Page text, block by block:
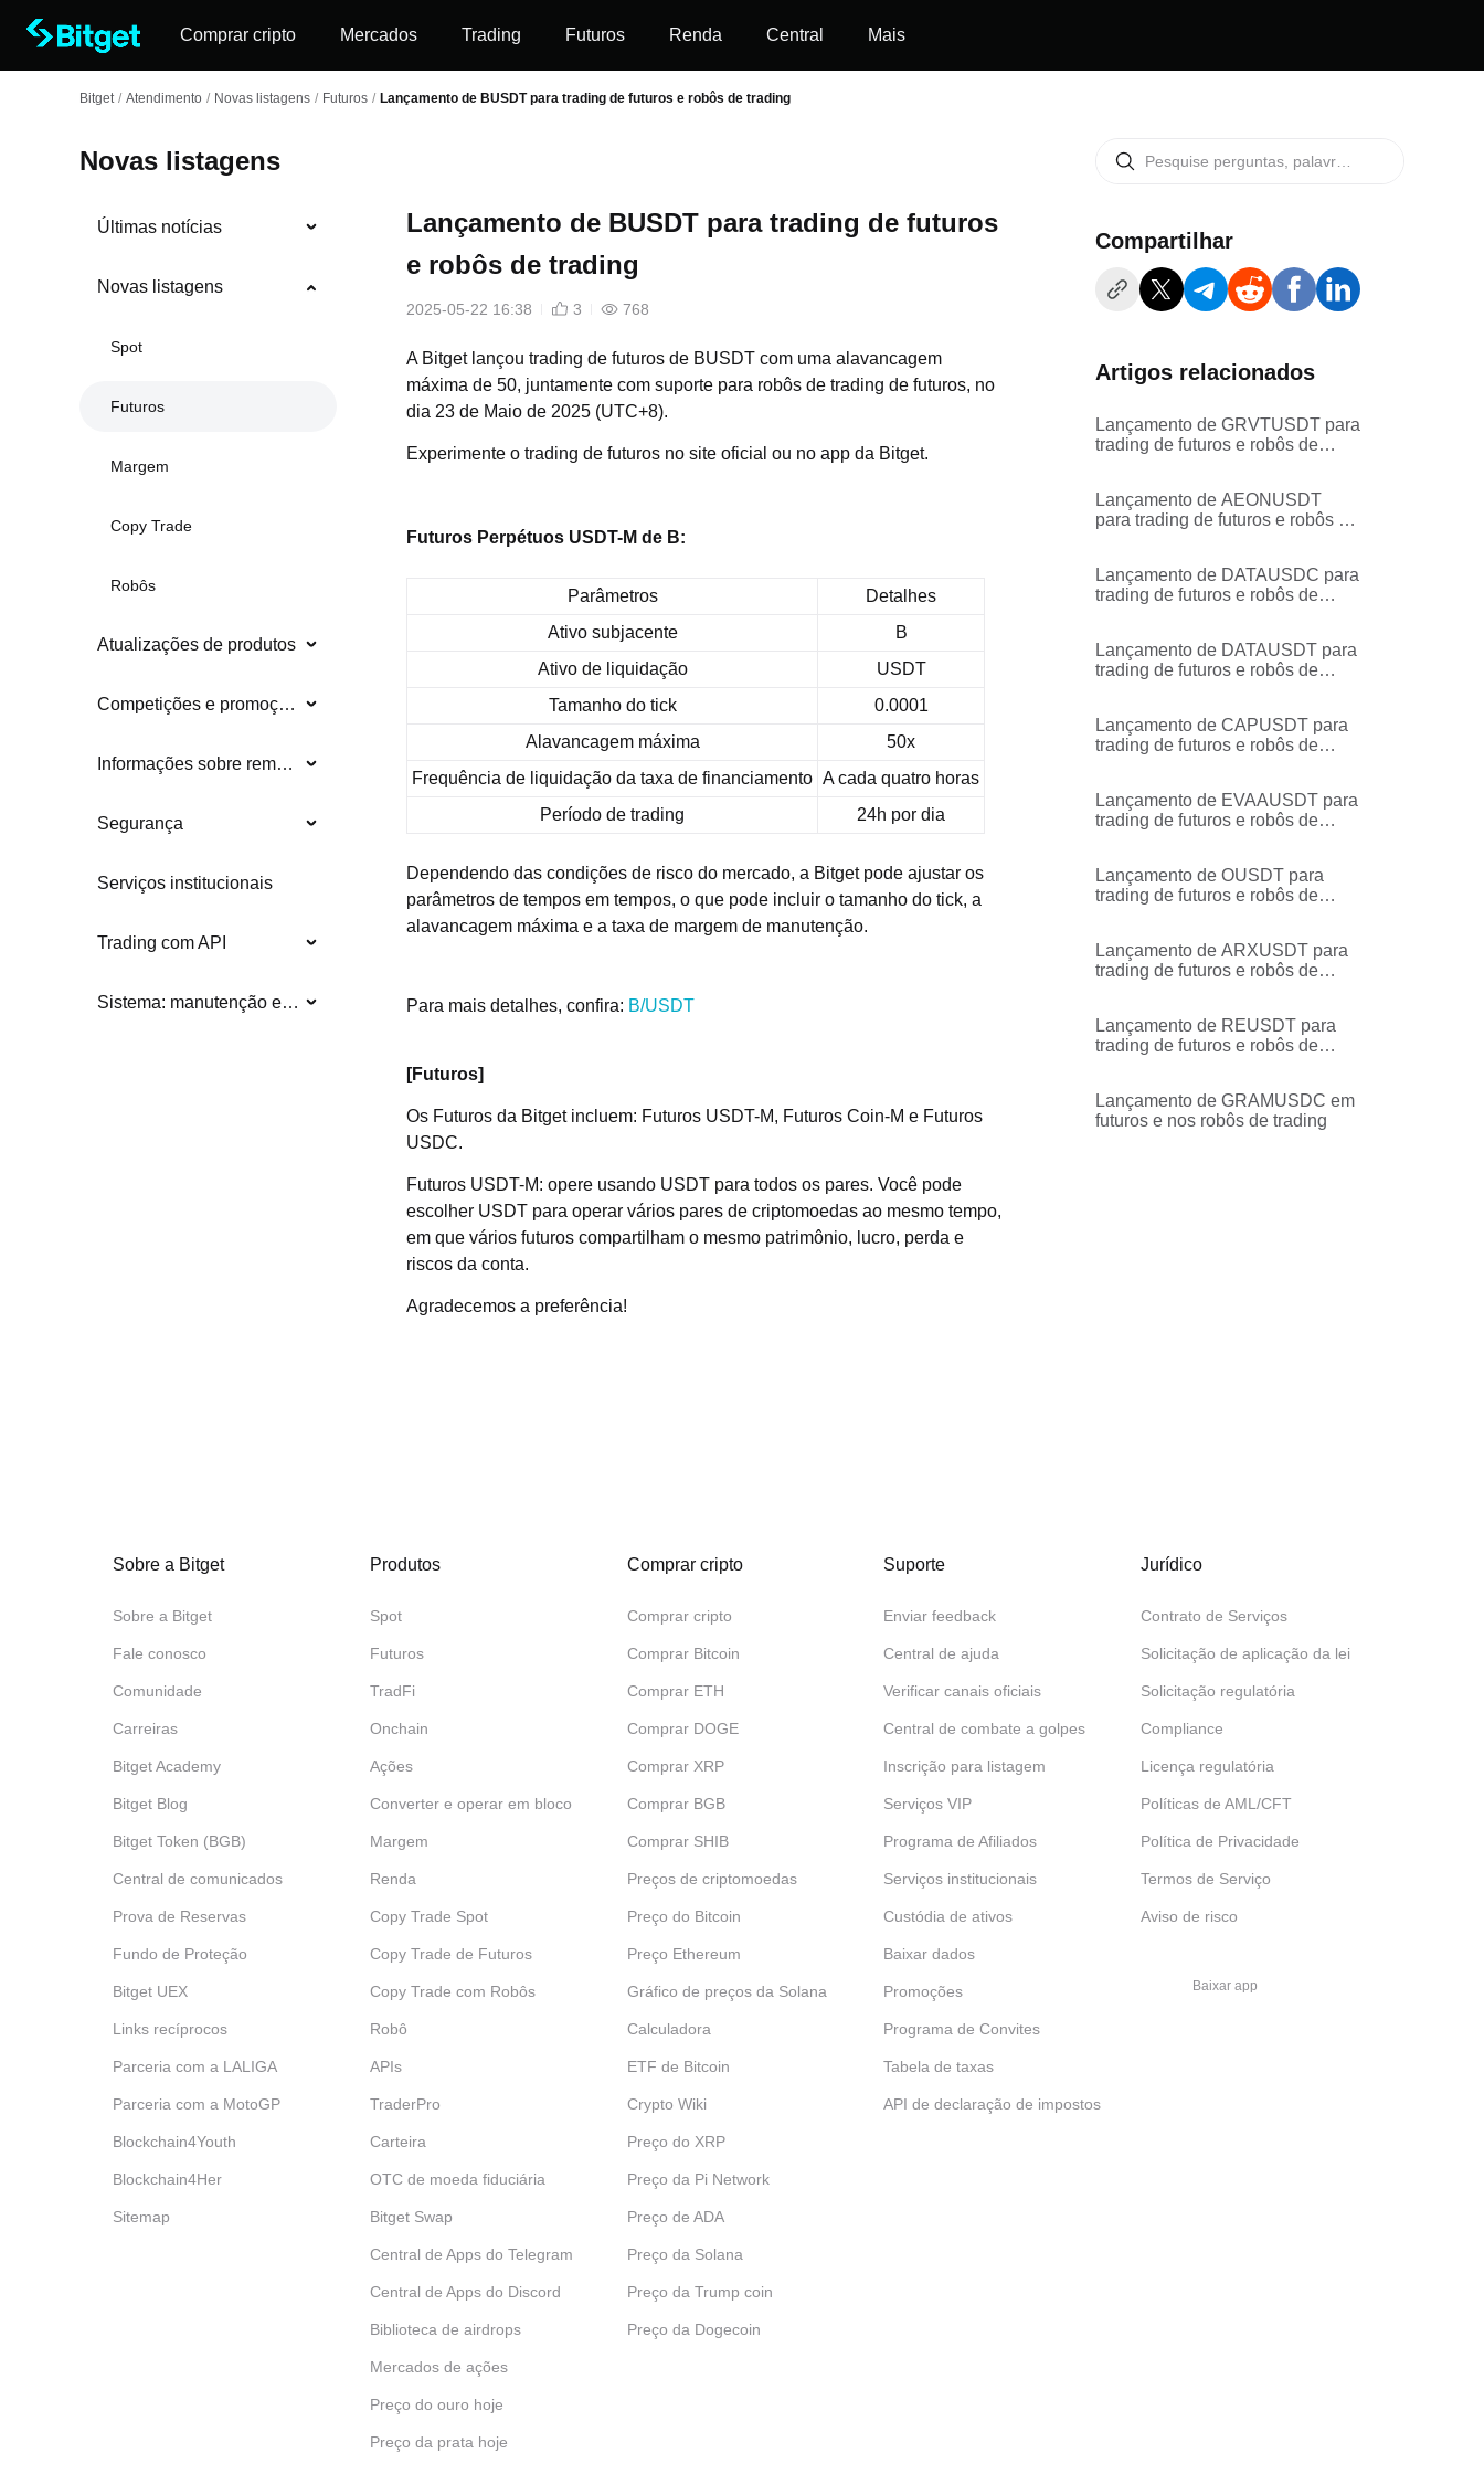
Comprar cripto Mercados Trading Futuros Renda Central Mais
Bitget / Atendimento / Novas listagens / Futuros / Lançamento de BUSDT para trading de futuros e robôs de trading
Novas listagens
Últimas notícias
Novas listagens
Spot
Futuros
Margem
Copy Trade
Robôs
Atualizações de produtos
Competições e promoções
Informações sobre remoções
Segurança
Serviços institucionais
Trading com API
Sistema: manutenção e atualização
Lançamento de BUSDT para trading de futuros
e robôs de trading
2025-05-22 16:38 3 768
A Bitget lançou trading de futuros de BUSDT com uma alavancagem
máxima de 50, juntamente com suporte para robôs de trading de futuros, no
dia 23 de Maio de 2025 (UTC+8).
Experimente o trading de futuros no site oficial ou no app da Bitget.
Futuros Perpétuos USDT-M de B:
Parâmetros
Detalhes
Ativo subjacente
B
Ativo de liquidação
USDT
Tamanho do tick
0.0001
Alavancagem máxima
50x
Frequência de liquidação da taxa de financiamento A cada quatro horas
Período de trading
24h por dia
Dependendo das condições de risco do mercado, a Bitget pode ajustar os
parâmetros de tempos em tempos, o que pode incluir o tamanho do tick, a
alavancagem máxima e a taxa de margem de manutenção.
Para mais detalhes, confira: B/USDT
[Futuros]
Os Futuros da Bitget incluem: Futuros USDT-M, Futuros Coin-M e Futuros
USDC.
Futuros USDT-M: opere usando USDT para todos os pares. Você pode
escolher USDT para operar vários pares de criptomoedas ao mesmo tempo,
em que vários futuros compartilham o mesmo patrimônio, lucro, perda e
riscos da conta.
Agradecemos a preferência!
Compartilhar
Artigos relacionados
Lançamento de GRVTUSDT para
trading de futuros e robôs de
Lançamento de AEONUSDT
para trading de futuros e robôs de
Lançamento de DATAUSDC para
trading de futuros e robôs de
Lançamento de DATAUSDT para
trading de futuros e robôs de
Lançamento de CAPUSDT para
trading de futuros e robôs de
Lançamento de EVAAUSDT para
trading de futuros e robôs de
Lançamento de OUSDT para
trading de futuros e robôs de
Lançamento de ARXUSDT para
trading de futuros e robôs de
Lançamento de REUSDT para
trading de futuros e robôs de
Lançamento de GRAMUSDC em
futuros e nos robôs de trading
Sobre a Bitget
Sobre a Bitget
Fale conosco
Comunidade
Carreiras
Bitget Academy
Bitget Blog
Bitget Token (BGB)
Central de comunicados
Prova de Reservas
Fundo de Proteção
Bitget UEX
Links recíprocos
Parceria com a LALIGA
Parceria com a MotoGP
Blockchain4Youth
Blockchain4Her
Sitemap
Produtos
Spot
Futuros
TradFi
Onchain
Ações
Converter e operar em bloco
Margem
Renda
Copy Trade Spot
Copy Trade de Futuros
‌Copy Trade com Robôs
Robô
APIs
TraderPro
Carteira
OTC de moeda fiduciária
Bitget Swap
Central de Apps do Telegram
Central de Apps do Discord
Biblioteca de airdrops
Mercados de ações
Preço do ouro hoje
Preço da prata hoje
Comprar cripto
Comprar cripto
Comprar Bitcoin
Comprar ETH
Comprar DOGE
Comprar XRP
Comprar BGB
Comprar SHIB
Preços de criptomoedas
Preço do Bitcoin
Preço Ethereum
Gráfico de preços da Solana
Calculadora
ETF de Bitcoin
Crypto Wiki
Preço do XRP
Preço da Pi Network
Preço de ADA
Preço da Solana
Preço da Trump coin
Preço da Dogecoin
Suporte
Enviar feedback
Central de ajuda
Verificar canais oficiais
Central de combate a golpes
Inscrição para listagem
Serviços VIP
Programa de Afiliados
Serviços institucionais
Custódia de ativos
Baixar dados
Promoções
Programa de Convites
Tabela de taxas
API de declaração de impostos
Jurídico
Contrato de Serviços
Solicitação de aplicação da lei
Solicitação regulatória
Compliance
Licença regulatória
Políticas de AML/CFT
Política de Privacidade
Termos de Serviço
Aviso de risco
Baixar app